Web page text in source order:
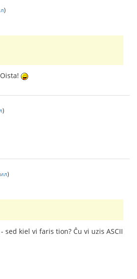
)
)
)
sed kiel vi faris tion? Ĉu vi uzis ASCII